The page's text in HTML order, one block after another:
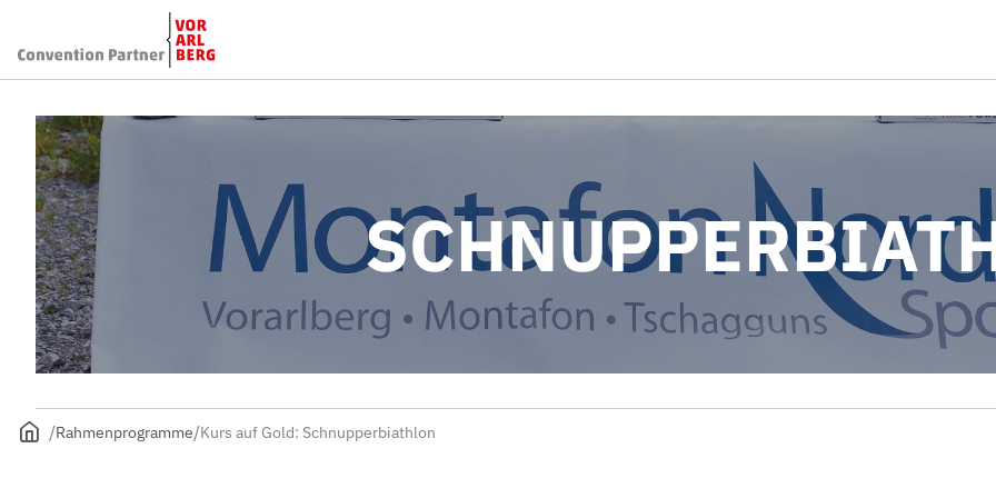
Rahmenprogramme Kurs auf Gold: Schnupperbiathlon